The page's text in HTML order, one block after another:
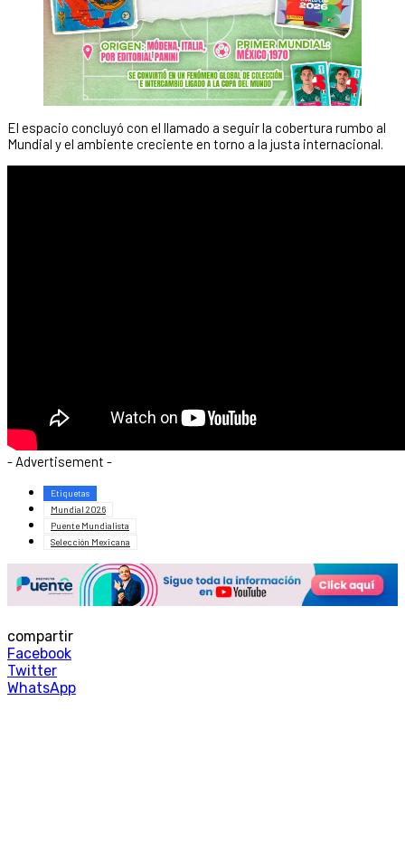
El espacio concluyó con el llamado a seguir la cobertura rumbo al
Mundial y el ambiente creciente en torno a la justa internacional.
- Advertisement -
Etiquetas
Mundial 2026
Puente Mundialista
Selección Mexicana
compartir
Facebook
Twitter
WhatsApp